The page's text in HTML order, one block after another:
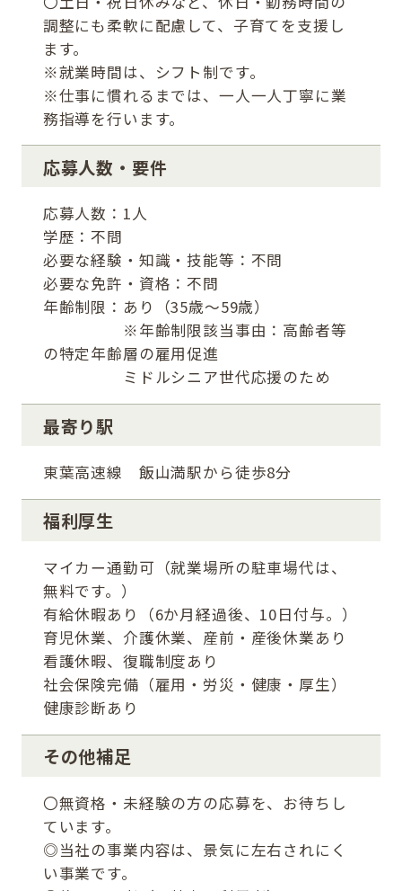
調整にも柔軟に配慮して、子育てを支援し
ます。
※就業時間は、シフト制です。
※仕事に慣れるまでは、一人一人丁寧に業
務指導を行います。
応募人数・要件
応募人数：1人
学歴：不問
必要な経験・知識・技能等：不問
必要な免許・資格：不問
年齢制限：あり（35歳～59歳）
※年齢制限該当事由：高齢者等
の特定年齢層の雇用促進
ミドルシニア世代応援のため
最寄り駅
東葉高速線 飯山満駅から徒歩8分
福利厚生
マイカー通勤可（就業場所の駐車場代は、
無料です。）
有給休暇あり（6か月経過後、10日付与。）
育児休業、介護休業、産前・産後休業あり
看護休暇、復職制度あり
社会保険完備（雇用・労災・健康・厚生）
健康診断あり
その他補足
〇無資格・未経験の方の応募を、お待ちし
ています。
◎当社の事業内容は、景気に左右されにく
い事業です。